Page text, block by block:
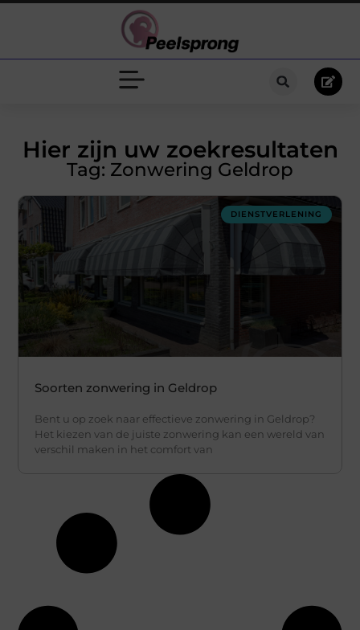
Hier zijn uw zoekresultaten
Tag: Zonwering Geldrop
DIENSTVERLENING
Soorten zonwering in Geldrop
Bent u op zoek naar effectieve zonwering in Geldrop?
Het kiezen van de juiste zonwering kan een wereld van
verschil maken in het comfort van